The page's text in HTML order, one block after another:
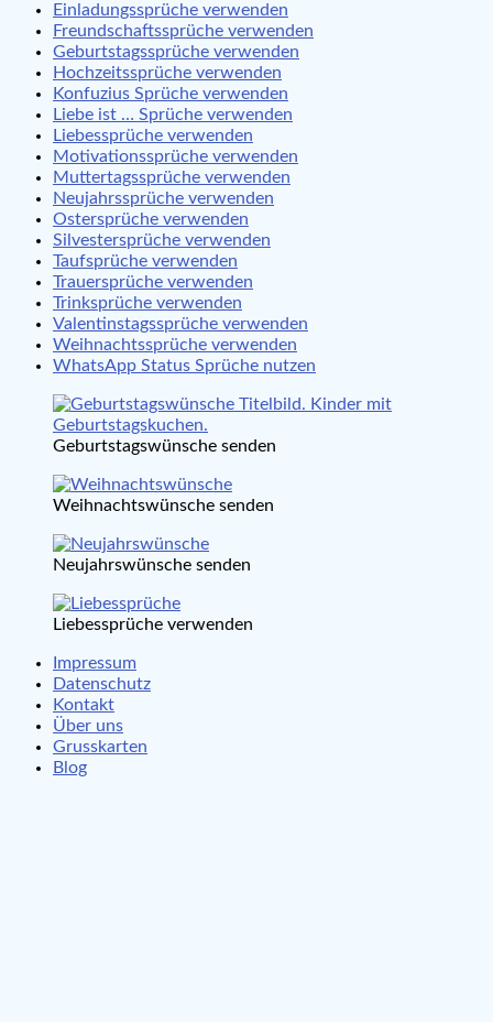
Einladungssprüche verwenden
Freundschaftssprüche verwenden
Geburtstagssprüche verwenden
Hochzeitssprüche verwenden
Konfuzius Sprüche verwenden
Liebe ist … Sprüche verwenden
Liebessprüche verwenden
Motivationssprüche verwenden
Muttertagssprüche verwenden
Neujahrssprüche verwenden
Ostersprüche verwenden
Silvestersprüche verwenden
Taufsprüche verwenden
Trauersprüche verwenden
Trinksprüche verwenden
Valentinstagssprüche verwenden
Weihnachtssprüche verwenden
WhatsApp Status Sprüche nutzen
Geburtstagswünsche senden
Weihnachtswünsche senden
Neujahrswünsche senden
Liebessprüche verwenden
Impressum
Datenschutz
Kontakt
Über uns
Grusskarten
Blog